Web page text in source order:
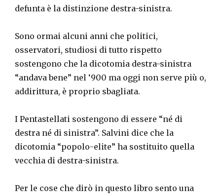
defunta è la distinzione destra-sinistra.
Sono ormai alcuni anni che politici,
osservatori, studiosi di tutto rispetto
sostengono che la dicotomia destra-sinistra
“andava bene” nel ‘900 ma oggi non serve più o,
addirittura, è proprio sbagliata.
I Pentastellati sostengono di essere “né di
destra né di sinistra”. Salvini dice che la
dicotomia “popolo-elite” ha sostituito quella
vecchia di destra-sinistra.
Per le cose che dirò in questo libro sento una